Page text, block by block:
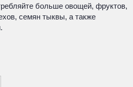
больше овощей, фруктов,
семян тыквы, а также